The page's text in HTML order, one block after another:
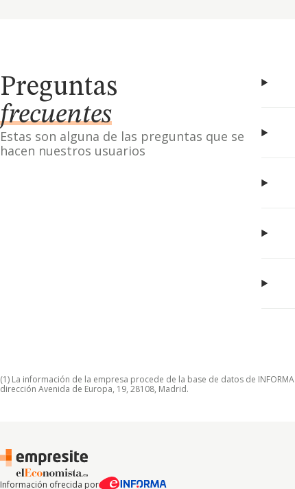
Preguntas
frecuentes
Estas son alguna de las preguntas que se
hacen nuestros usuarios
(1) La información de la empresa procede de la base de datos de
dirección Avenida de Europa, 19, 28108, Madrid.
Información ofrecida por